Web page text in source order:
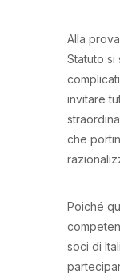
Alla
Statuto si
invitare
che
Poiché
soci di